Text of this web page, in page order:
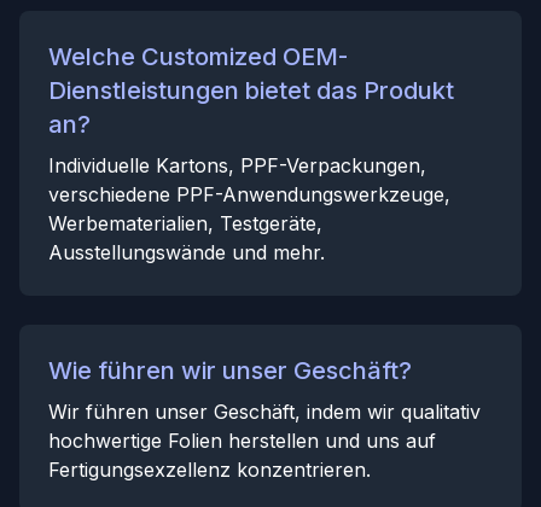
Welche Customized OEM-
Dienstleistungen bietet das Produkt
an?
Individuelle Kartons, PPF-Verpackungen,
verschiedene PPF-Anwendungswerkzeuge,
Werbematerialien, Testgeräte,
Ausstellungswände und mehr.
Wie führen wir unser Geschäft?
Wir führen unser Geschäft, indem wir qualitativ
hochwertige Folien herstellen und uns auf
Fertigungsexzellenz konzentrieren.